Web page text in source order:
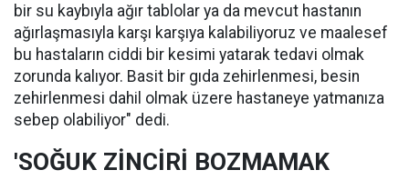
bir su kaybıyla ağır tablolar ya da mevcut hastanın
ağırlaşmasıyla karşı karşıya kalabiliyoruz ve maalesef
bu hastaların ciddi bir kesimi yatarak tedavi olmak
zorunda kalıyor. Basit bir gıda zehirlenmesi, besin
zehirlenmesi dahil olmak üzere hastaneye yatmanıza
sebep olabiliyor" dedi.
'SOĞUK ZİNCİRİ BOZMAMAK